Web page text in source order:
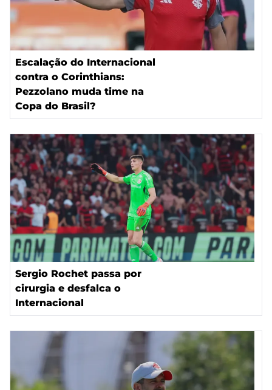
Escalação do Internacional
contra o Corinthians:
Pezzolano muda time na
Copa do Brasil?
Sergio Rochet passa por
cirurgia e desfalca o
Internacional